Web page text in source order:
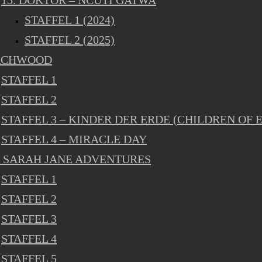
STAFFEL 1 (2024)
STAFFEL 2 (2025)
STAFFEL 1
STAFFEL 2
STAFFEL 3 – KINDER DER ERDE (CHILDREN OF
STAFFEL 4 – MIRACLE DAY
SARAH JANE ADVENTURES
STAFFEL 1
STAFFEL 2
STAFFEL 3
STAFFEL 4
STAFFEL 5